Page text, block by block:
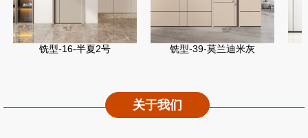
铣型-16-半夏2号 铣型-39-莫兰迪米灰
关于我们